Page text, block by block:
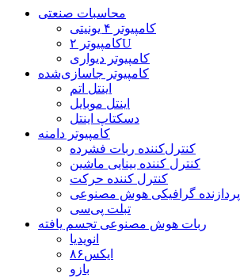
محاسبات صنعتی
کامپیوتر ۴ یونیتی
کامپیوتر ۲U
کامپیوتر دیواری
کامپیوتر جاسازی‌شده
اینتل اتم
اینتل موبایل
دسکتاپ اینتل
کامپیوتر دامنه
کنترل‌کننده ربات فشرده
کنترل کننده بینایی ماشین
کنترل کننده حرکت
پردازنده گرافیکی هوش مصنوعی
تبلت پی‌سی
ربات هوش مصنوعی تجسم یافته
انویدیا
ایکس۸۶
بازو